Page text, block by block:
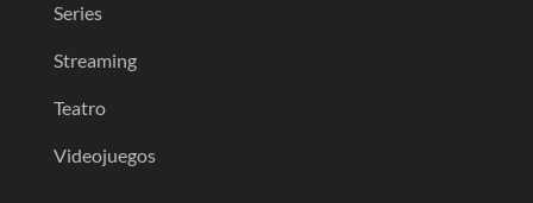
Series
Streaming
Teatro
Videojuegos